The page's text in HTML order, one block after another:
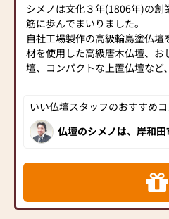
シメノは文化３年(1806年)の創
筋に歩んでまいりました。
自社工場製作の高級輪島塗仏壇
材を使用した高級唐木仏壇、お
壇、コンパクトな上置仏壇など
➊大阪府下最大級の品揃え
お仏壇のシメノでは、コンパク
基以上を展示しております。
コンパクト仏壇 約50基・家
基・唐木仏壇 約70基・金
いい仏壇スタッフのおすすめ
仏壇のシメノは、岸和
壇製造元として地元の
わかりやすい展示販売
アドバイザー」が丁寧
す。お近くにお越しの